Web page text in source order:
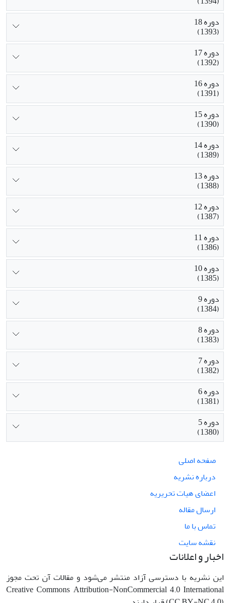
دوره 18
(1393)
دوره 17
(1392)
دوره 16
(1391)
دوره 15
(1390)
دوره 14
(1389)
دوره 13
(1388)
دوره 12
(1387)
دوره 11
(1386)
دوره 10
(1385)
دوره 9
(1384)
دوره 8
(1383)
دوره 7
(1382)
دوره 6
(1381)
دوره 5
(1380)
صفحه اصلی
درباره نشریه
اعضای هیات تحریریه
ارسال مقاله
تماس با ما
نقشه سایت
اخبار و اعلانات
این نشریه با دسترسی آزاد منتشر می‌شود و مقالات آن تحت مجوز
Creative Commons Attribution-NonCommercial 4.0 International